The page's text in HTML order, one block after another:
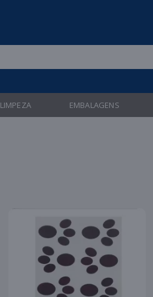
LIMPEZA EMBALAGENS